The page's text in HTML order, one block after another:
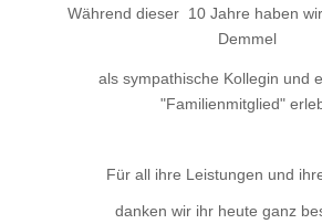
Während dieser 10 Jahre haben
Demmel
als sympathische Kollegin und
"Familienmitglied"
Für all ihre Leistungen und
danken wir ihr heute ganz